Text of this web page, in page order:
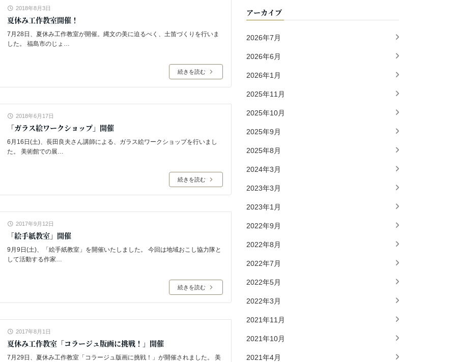
2018年8月3日
夏休み工作教室開催！
7月28日、夏休み工作教室が開催。縄文の美に迫るべく、土笛づくりを行いま
した。 福島市のじょ…
続きを読む
2018年6月17日
「ガラス絵ワークショップ」開催
6月16日(土)、長田良夫さん講師による、ガラス絵ワークショップを行いまし
た。 美術館での展…
続きを読む
2017年9月12日
「絵手紙教室」開催
9月9日(土)、「絵手紙教室」を開催いたしました。 今回は地域おこし協力隊と
して活動する作家…
続きを読む
2017年8月1日
夏休み工作教室「コラージュ版画に挑戦！」開催
7月29日、夏休み工作教室「コラージュ版画に挑戦！」が開催されました。 美
アーカイブ
2026年7月
2026年6月
2026年1月
2025年11月
2025年10月
2025年9月
2025年8月
2024年3月
2023年3月
2023年1月
2022年9月
2022年8月
2022年7月
2022年5月
2022年3月
2021年11月
2021年10月
2021年4月